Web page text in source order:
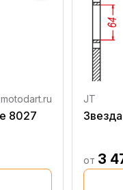
motodart.ru
8027
JT
от 3